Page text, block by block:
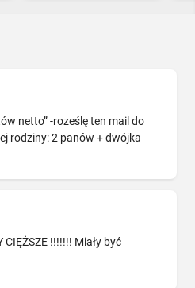
netto” -roześlę ten mail do
rodziny: 2 panów + dwójka
!!!!!!! Miały być